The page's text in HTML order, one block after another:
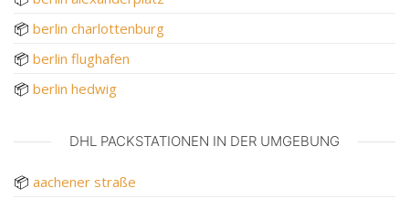
📦 berlin charlottenburg
📦 berlin flughafen
📦 berlin hedwig
DHL PACKSTATIONEN IN DER UMGEBUNG
📦 aachener straße